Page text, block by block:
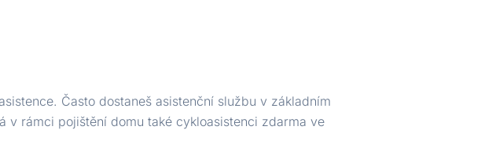
Často dostaneš asistenční službu v základním
v rámci pojištění domu také cykloasistenci zdarma ve